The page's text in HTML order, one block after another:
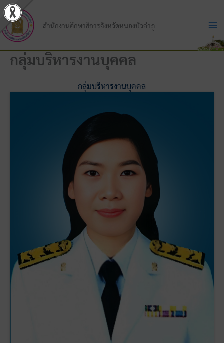
Skip
to
content
สำนักงานศึกษาธิการจังหวัดหนองบัวลำภู
กลุ่มบริหารงานบุคคล
กลุ่มบริหารงานบุคคล